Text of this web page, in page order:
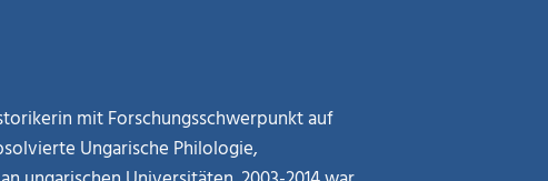
mit Forschungsschwerpunkt auf
Ungarische Philologie,